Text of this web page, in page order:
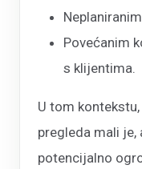
Povećanim
s klijentima.
U tom
pregleda mali je,
potencijalno